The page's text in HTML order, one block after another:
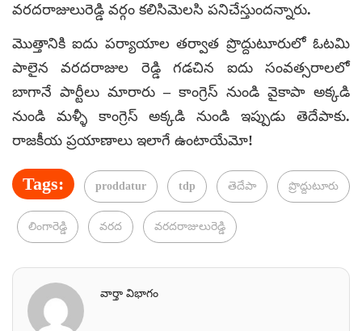
వరదరాజులురెడ్డి వర్గం కలిసిమెలసి పనిచేస్తుందన్నారు.
మొత్తానికి ఐదు పర్యాయాల తర్వాత ప్రొద్దుటూరులో ఓటమి
పాలైన వరదరాజుల రెడ్డి గడచిన ఐదు సంవత్సరాలలో
బాగానే పార్టీలు మారారు – కాంగ్రెస్ నుండి వైకాపా అక్కడి
నుండి మళ్ళీ కాంగ్రెస్ అక్కడి నుండి ఇప్పుడు తెదేపాకు.
రాజకీయ ప్రయాణాలు ఇలాగే ఉంటాయేమో!
Tags: proddatur tdp తెదేపా ప్రొద్దుటూరు
లింగారెడ్డి వరద వరదరాజులురెడ్డి
వార్తా విభాగం